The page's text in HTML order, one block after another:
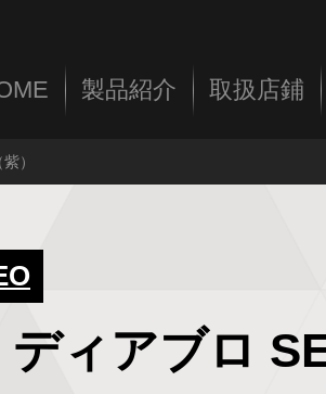
製品紹介 取扱店鋪
）
ィアブロ